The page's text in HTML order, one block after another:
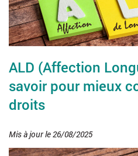
ALD (Affection
savoir pour mieux
droits
Mis à jour le 26/08/2025